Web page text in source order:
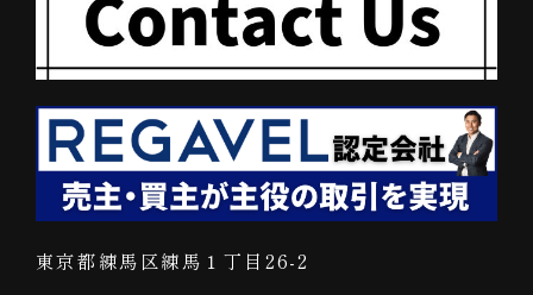
東京都練馬区練馬１丁目26-2